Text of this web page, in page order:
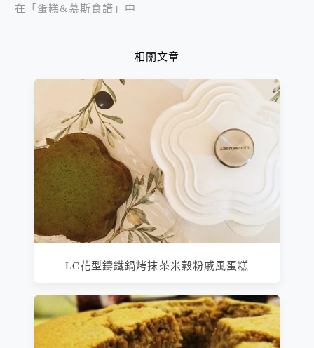
在「蛋糕&慕斯食譜」中
相關文章
LC花型鑄鐵鍋烤抹茶米穀粉戚風蛋糕